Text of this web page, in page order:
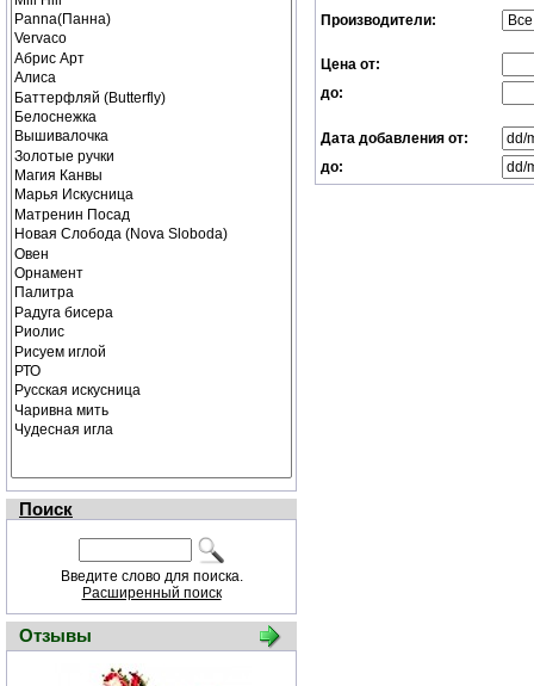
Поиск
Введите слово для поиска.
Расширенный поиск
Отзывы
Производители:
Цена от:
до:
Дата добавления от:
до: